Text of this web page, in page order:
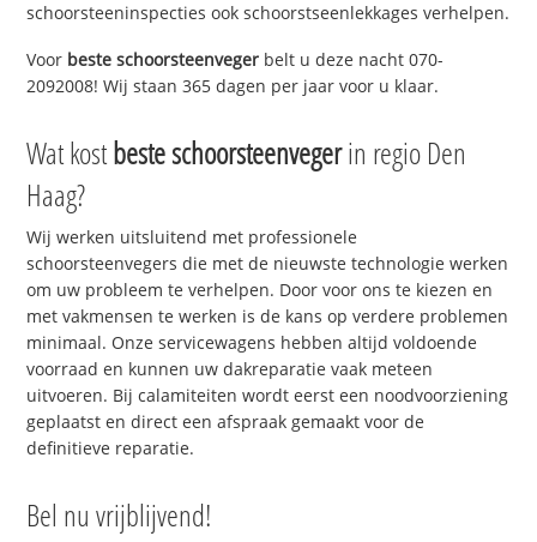
schoorsteeninspecties ook schoorstseenlekkages verhelpen.
Voor beste schoorsteenveger belt u deze nacht 070-
2092008! Wij staan 365 dagen per jaar voor u klaar.
Wat kostbeste schoorsteenvegerin regio Den
Haag?
Wij werken uitsluitend met professionele
schoorsteenvegers die met de nieuwste technologie werken
om uw probleem te verhelpen. Door voor ons te kiezen en
met vakmensen te werken is de kans op verdere problemen
minimaal. Onze servicewagens hebben altijd voldoende
voorraad en kunnen uw dakreparatie vaak meteen
uitvoeren. Bij calamiteiten wordt eerst een noodvoorziening
geplaatst en direct een afspraak gemaakt voor de
definitieve reparatie.
Bel nu vrijblijvend!